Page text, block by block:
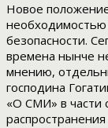
Новое
необходимостью
безопасности.
времена нынче
мнению,
господина
«О СМИ» в части